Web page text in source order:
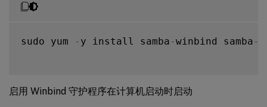
sudo yum - y install samba -winbind samba -
启用 Winbind 守护程序在计算机启动时启动